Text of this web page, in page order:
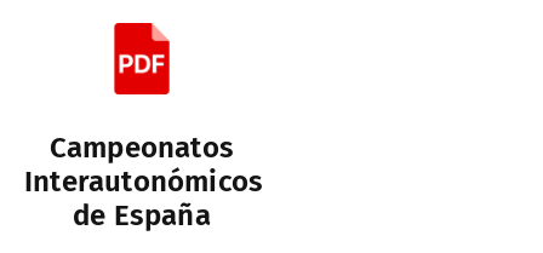
Campeonatos
Interautonómicos
de España